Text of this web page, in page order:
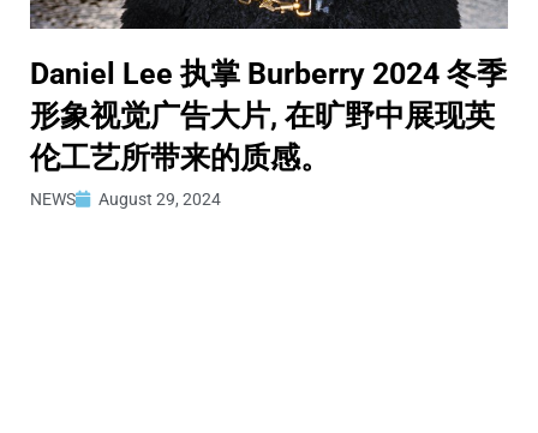
Daniel Lee 执掌 Burberry 2024 冬季
形象视觉广告大片, 在旷野中展现英
伦工艺所带来的质感。
NEWS August 29, 2024